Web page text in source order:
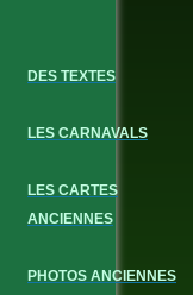
DES TEXTES
LES CARNAVALS
LES CARTES
ANCIENNES
PHOTOS ANCIENNES